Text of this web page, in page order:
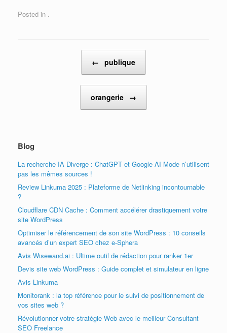
Posted in .
← publique
orangerie →
Blog
La recherche IA Diverge : ChatGPT et Google AI Mode n’utilisent
pas les mêmes sources !
Review Linkuma 2025 : Plateforme de Netlinking incontournable
?
Cloudflare CDN Cache : Comment accélérer drastiquement votre
site WordPress
Optimiser le référencement de son site WordPress : 10 conseils
avancés d’un expert SEO chez e-Sphera
Avis Wisewand.ai : Ultime outil de rédaction pour ranker 1er
Devis site web WordPress : Guide complet et simulateur en ligne
Avis Linkuma
Monitorank : la top référence pour le suivi de positionnement de
vos sites web ?
Révolutionner votre stratégie Web avec le meilleur Consultant
SEO Freelance